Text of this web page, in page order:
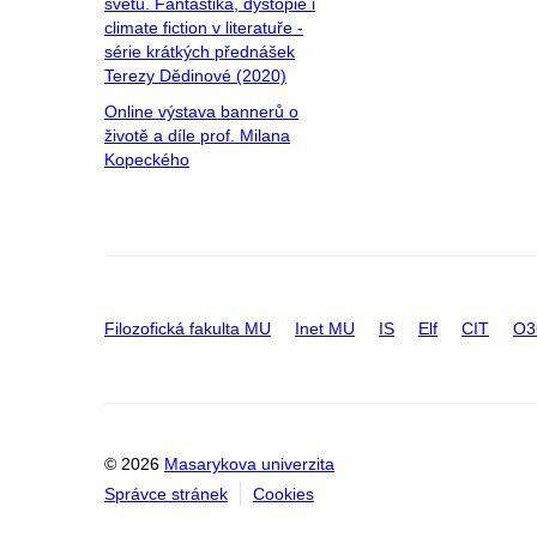
climate fiction v literatuře -
série krátkých přednášek
Terezy Dědinové (2020)
Online výstava bannerů o
životě a díle prof. Milana
Kopeckého
Filozofická fakulta MU Inet MU IS Elf CIT
© 2026 Masarykova univerzita
Správce stránek
Cookies